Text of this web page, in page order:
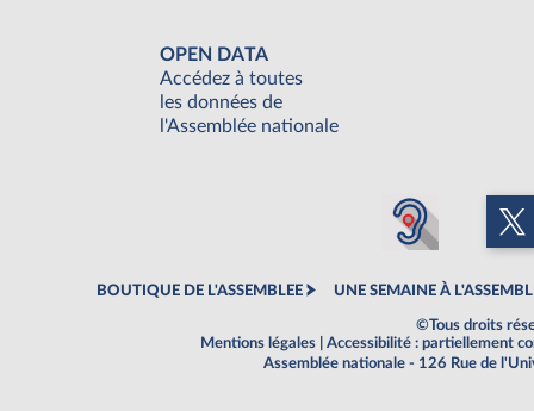
OPEN DATA
Accédez à toutes
les données de
l'Assemblée nationale
BOUTIQUE DE L'ASSEMBLEE UNE SEMAINE À
©Tous droits
Mentions légales
Accessibilité : partiellement
Assemblée nationale - 126 Rue de